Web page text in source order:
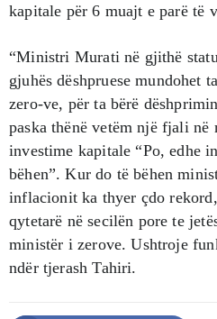
kapitale për 6 muajt e parë të
“Ministri Murati në gjithë
gjuhës dëshpruese mundohet
zero-ve, për ta bërë
paska thënë vetëm një fjali në
investime kapitale “Po, edhe
bëhen”. Kur do të bëhen
inflacionit ka thyer çdo
qytetarë në secilën pore te
ministër i zerove. Ushtroje
ndër tjerash Tahiri.